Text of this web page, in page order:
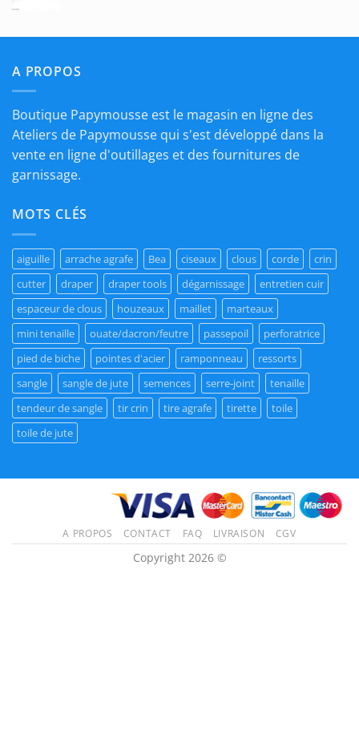
A PROPOS
Boutique Papymousse est le magasin en ligne des
Ateliers de Papymousse qui s'est développé dans la
vente en ligne d'outillages et des fournitures de
garnissage.
MOTS CLÉS
aiguille arrache agrafe Bea ciseaux clous corde
crin
cutter
draper draper tools dégarnissage
entretien cuir
espaceur de clous
houzeaux maillet
marteaux
mini tenaille
ouate/dacron/feutre passepoil
perforatrice
pied de biche
pointes d'acier ramponneau
ressorts
sangle
sangle de jute semences serre-joint
tenaille
tendeur de sangle
tir crin tire agrafe tirette
toile
toile de jute
A PROPOS CONTACT FAQ LIVRAISON CGV
Copyright 2026 ©